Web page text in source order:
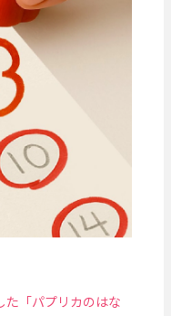
た「パプリカのはな